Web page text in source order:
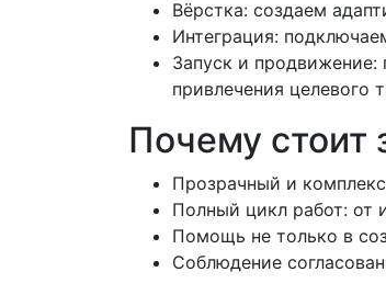
Вёрстка: создаем
Интеграция:
Запуск и продвижение:
привлечения целевого
Почему стоит
Прозрачный и
Полный цикл работ: от
Помощь не только в
Соблюдение